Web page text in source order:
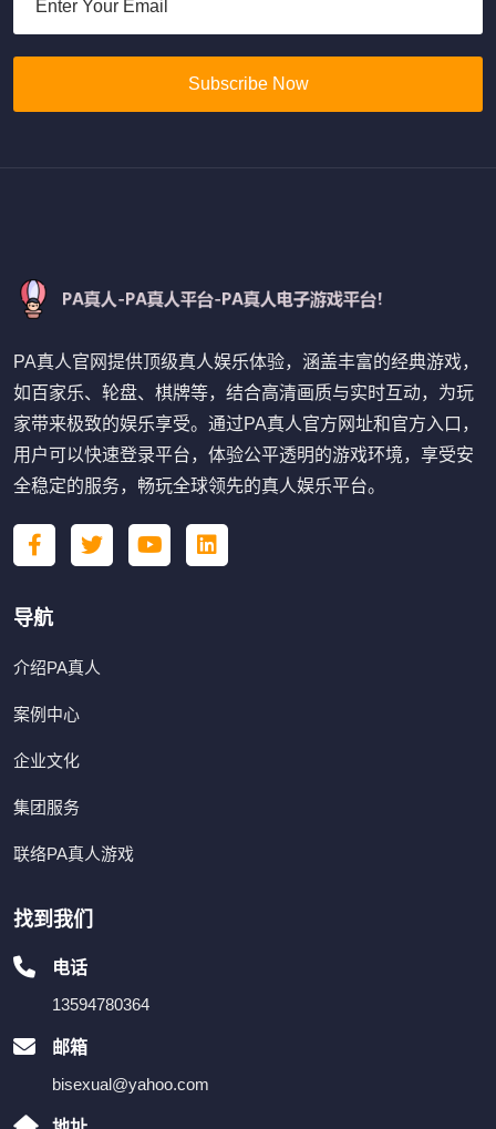
Subscribe Now
PA真人官网提供顶级真人娱乐体验，涵盖丰富的经典游戏，
如百家乐、轮盘、棋牌等，结合高清画质与实时互动，为玩
家带来极致的娱乐享受。通过PA真人官方网址和官方入口，
用户可以快速登录平台，体验公平透明的游戏环境，享受安
全稳定的服务，畅玩全球领先的真人娱乐平台。
导航
介绍PA真人
案例中心
企业文化
集团服务
联络PA真人游戏
找到我们
电话
13594780364
邮箱
bisexual@yahoo.com